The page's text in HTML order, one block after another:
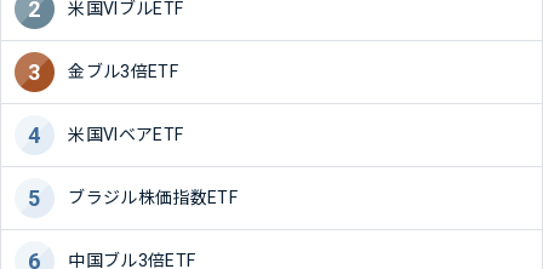
米国VIブルETF
金ブル3倍ETF
米国VIベアETF
ブラジル株価指数ETF
中国ブル3倍ETF